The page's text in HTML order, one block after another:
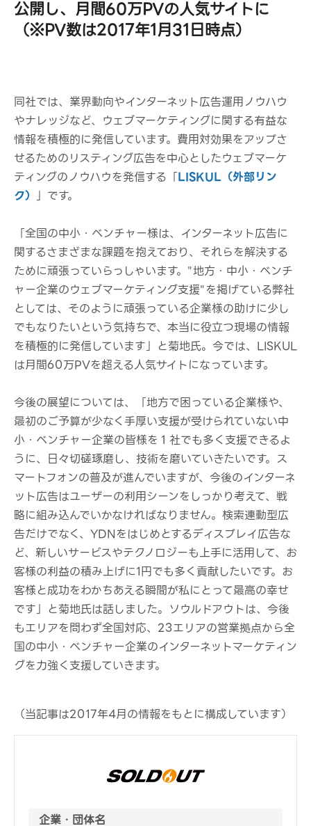
公開し、月間60万PVの人気サイトに
（※PV数は2017年1月31日時点）
同社では、業界動向やインターネット広告運用ノウハウ
やナレッジなど、ウェブマーケティングに関する有益な
情報を積極的に発信しています。費用対効果をアップさ
せるためのリスティング広告を中心としたウェブマーケ
ティングのノウハウを発信する「LISKUL（外部リン
ク） 」です。
「全国の中小・ベンチャー様は、インターネット広告に
関するさまざまな課題を抱えており、それらを解決する
ために頑張っていらっしゃいます。"地方・中小・ベンチ
ャー企業のウェブマーケティング支援"を掲げている弊社
としては、そのように頑張っている企業様の助けに少し
でもなりたいという気持ちで、本当に役立つ現場の情報
を積極的に発信しています」と菊地氏。今では、LISKUL
は月間60万PVを超える人気サイトになっています。
今後の展望については、「地方で困っている企業様や、
最初のご予算が少なく手厚い支援が受けられていない中
小・ベンチャー企業の皆様を１社でも多く支援できるよ
うに、日々切磋琢磨し、技術を磨いていきたいです。ス
マートフォンの普及が進んでいますが、今後のインターネ
ット広告はユーザーの利用シーンをしっかり考えて、戦
略に組み込んでいかなければなりません。検索連動型広
告だけでなく、YDNをはじめとするディスプレイ広告な
ど、新しいサービスやテクノロジーも上手に活用して、お
客様の利益の積み上げに1円でも多く貢献したいです。お
客様と成功をわかちあえる瞬間が私にとって最高の幸せ
です」と菊地氏は話しました。ソウルドアウトは、今後
もエリアを問わず全国対応、23エリアの営業拠点から全
国の中小・ベンチャー企業のインターネットマーケティン
グを力強く支援していきます。
（当記事は2017年4月の情報をもとに構成しています）
企業・団体名